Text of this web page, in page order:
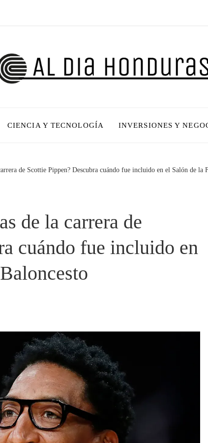
CIENCIA Y TECNOLOGÍA INVERSIONES Y
de Scottie Pippen? Descubra cuándo fue incluido en el Salón de la
de la carrera de
cuándo fue incluido en